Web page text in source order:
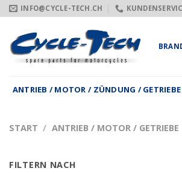
Zum
Inhalt
springen
INFO@CYCLE-TECH.CH
ANTRIEB / MOTOR / ZÜNDUNG / GETRIEBE
START / ANTRIEB / MOTOR / GETRIEBE
FILTERN NACH